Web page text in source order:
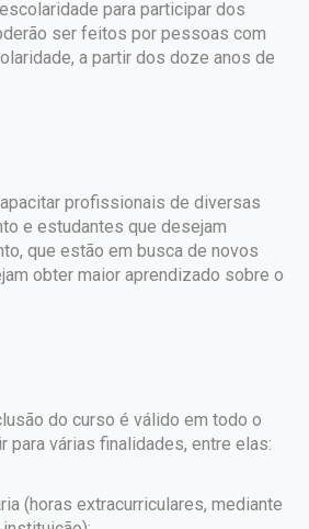
para participar dos
ser feitos por pessoas com
a partir dos doze anos de
profissionais de diversas
e estudantes que desejam
que estão em busca de novos
obter maior aprendizado sobre o
do curso é válido em todo o
para várias finalidades, entre elas:
(horas extracurriculares, mediante